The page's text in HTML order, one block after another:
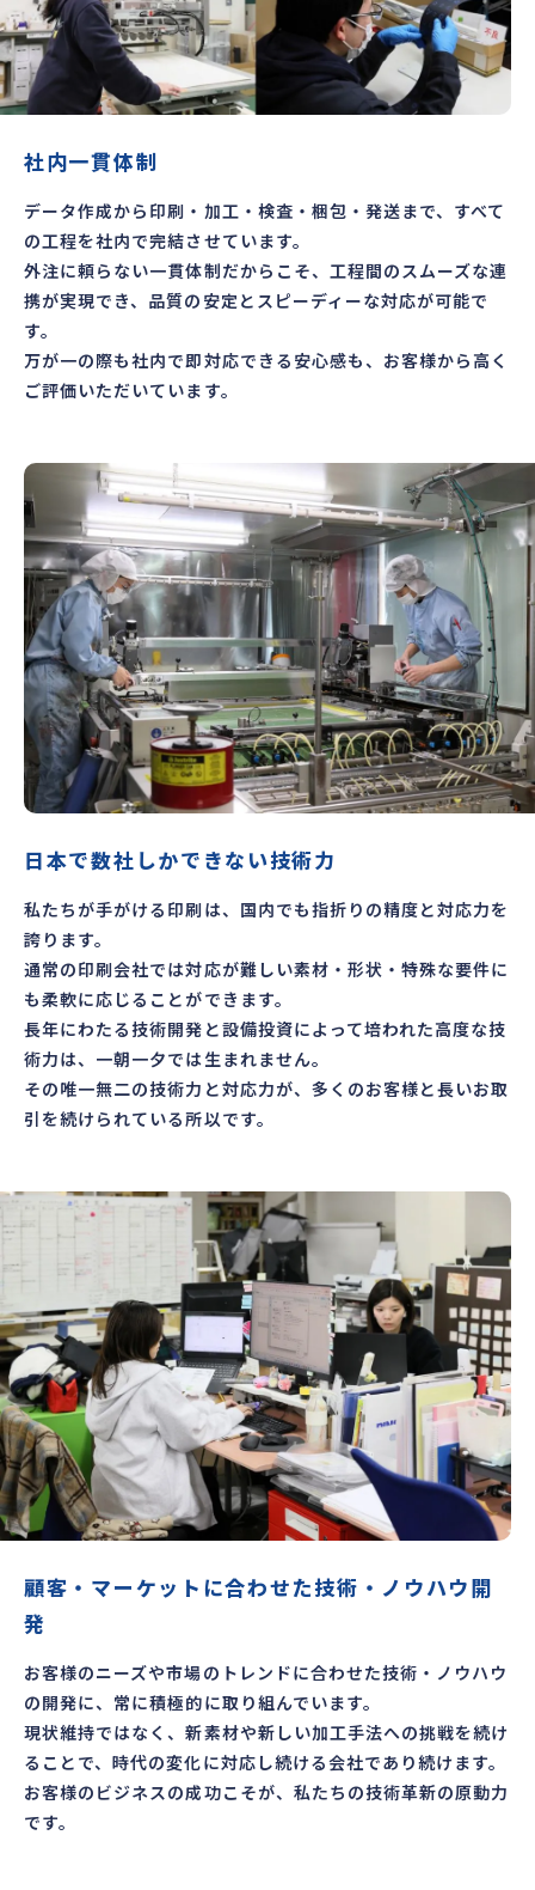
社内一貫体制
データ作成から印刷・加工・検査・梱包・発送まで、すべて
の工程を社内で完結させています。
外注に頼らない一貫体制だからこそ、工程間のスムーズな連
携が実現でき、品質の安定とスピーディーな対応が可能で
す。
万が一の際も社内で即対応できる安心感も、お客様から高く
ご評価いただいています。
日本で数社しかできない技術力
私たちが手がける印刷は、国内でも指折りの精度と対応力を
誇ります。
通常の印刷会社では対応が難しい素材・形状・特殊な要件に
も柔軟に応じることができます。
長年にわたる技術開発と設備投資によって培われた高度な技
術力は、一朝一夕では生まれません。
その唯一無二の技術力と対応力が、多くのお客様と長いお取
引を続けられている所以です。
顧客・マーケットに合わせた技術・ノウハウ開
発
お客様のニーズや市場のトレンドに合わせた技術・ノウハウ
の開発に、常に積極的に取り組んでいます。
現状維持ではなく、新素材や新しい加工手法への挑戦を続け
ることで、時代の変化に対応し続ける会社であり続けます。
お客様のビジネスの成功こそが、私たちの技術革新の原動力
です。